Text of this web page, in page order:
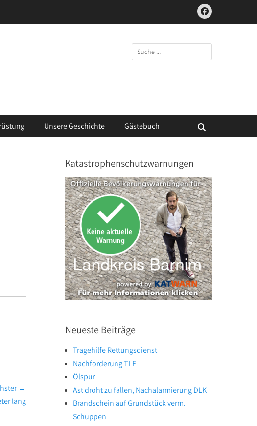
Facebook
Suchen
nach:
Unsere Geschichte Gästebuch
→
lang
Katastrophenschutzwarnungen
Neueste Beiträge
Tragehilfe Rettungsdienst
Nachforderung TLF
Ölspur
Ast droht zu fallen, Nachalarmierung DLK
Brandschein auf Grundstück verm.
Schuppen